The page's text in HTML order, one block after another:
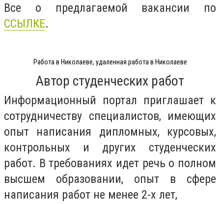
Все о предлагаемой вакансии по
ССЫЛКЕ.
Работа в Николаеве, удаленная работа в Николаеве
Автор студенческих работ
Информационный портал приглашает к
сотрудничеству специалистов, имеющих
опыт написания дипломных, курсовых,
контрольных и других студенческих
работ. В требованиях идет речь о полном
высшем образовании, опыт в сфере
написания работ не менее 2-х лет,